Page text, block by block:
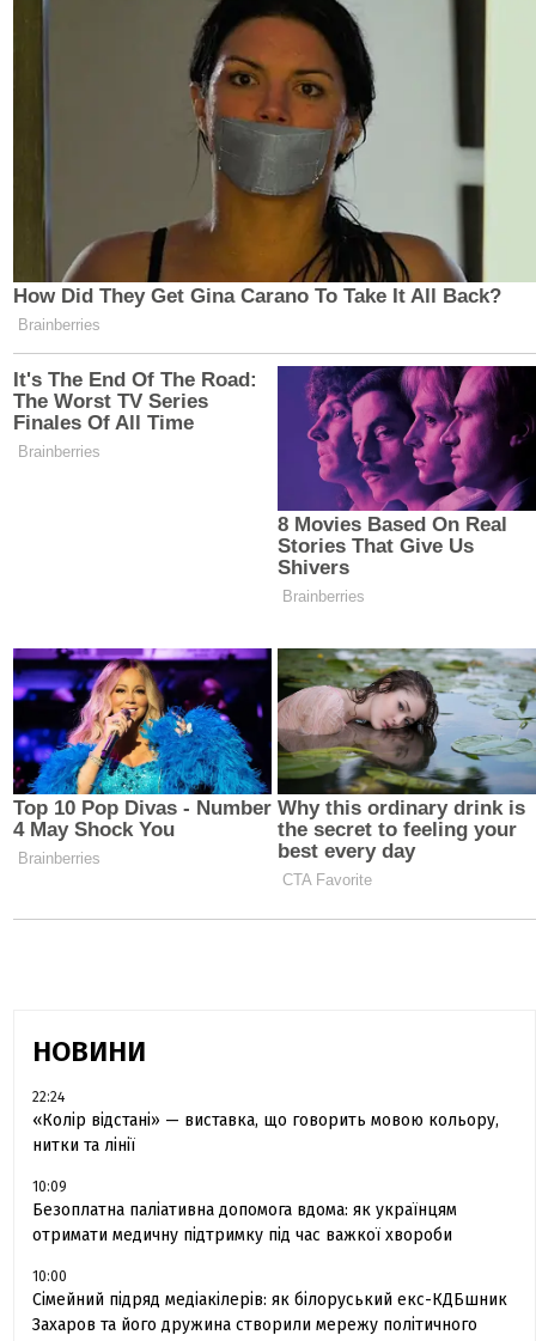
НОВИНИ
22:24
«Колір відстані» — виставка, що говорить мовою кольору,
нитки та лінії
10:09
Безоплатна паліативна допомога вдома: як українцям
отримати медичну підтримку під час важкої хвороби
10:00
Сімейний підряд медіакілерів: як білоруський екс-КДБшник
Захаров та його дружина створили мережу політичного